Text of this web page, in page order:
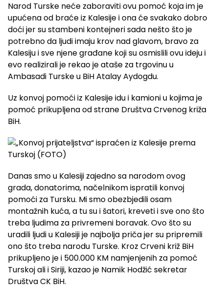
Narod Turske neće zaboraviti ovu pomoć koja im je
upućena od braće iz Kalesije i ona će svakako dobro
doći jer su stambeni kontejneri sada nešto što je
potrebno da ljudi imaju krov nad glavom, bravo za
Kalesiju i sve njene građane koji su osmislili ovu ideju i
evo realizirali je rekao je ataše za trgovinu u
Ambasadi Turske u BiH Atalay Aydogdu.
Uz konvoj pomoći iz Kalesije idu i kamioni u kojima je
pomoć prikupljena od strane Društva Crvenog križa
BiH.
Danas smo u Kalesiji zajedno sa narodom ovog
grada, donatorima, načelnikom ispratili konvoj
pomoći za Tursku. Mi smo obezbjedili osam
montažnih kuća, a tu su i šatori, kreveti i sve ono što
treba ljudima za privremeni boravak. Ovo što su
uradili ljudi u Kalesiji je najbolja priča jer su pripremili
ono što treba narodu Turske. Kroz Crveni križ BiH
prikupljeno je i 500.000 KM namjenjenih za pomoć
Turskoj ali i Siriji, kazao je Namik Hodžić sekretar
Društva CK BiH.